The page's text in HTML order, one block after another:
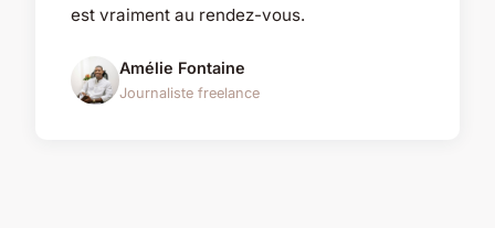
est vraiment au rendez-vous.
Amélie Fontaine
Journaliste freelance